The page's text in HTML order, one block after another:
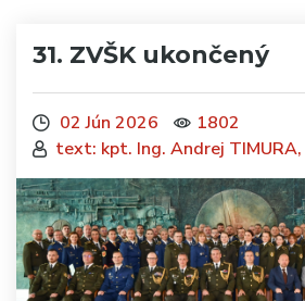
31. ZVŠK ukončený
02 Jún 2026
1802
text: kpt. Ing. Andrej